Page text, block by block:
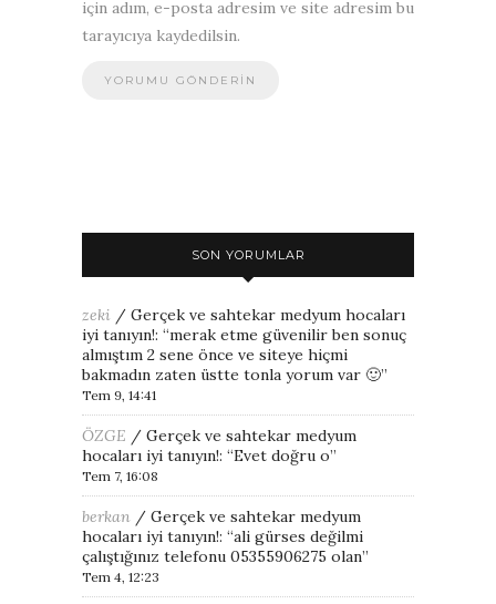
için adım, e-posta adresim ve site adresim bu
tarayıcıya kaydedilsin.
SON YORUMLAR
zeki / Gerçek ve sahtekar medyum hocaları
iyi tanıyın!: “merak etme güvenilir ben sonuç
almıştım 2 sene önce ve siteye hiçmi
bakmadın zaten üstte tonla yorum var 🙂”
Tem 9, 14:41
ÖZGE / Gerçek ve sahtekar medyum
hocaları iyi tanıyın!: “Evet doğru o”
Tem 7, 16:08
berkan / Gerçek ve sahtekar medyum
hocaları iyi tanıyın!: “ali gürses değilmi
çalıştığınız telefonu 05355906275 olan”
Tem 4, 12:23